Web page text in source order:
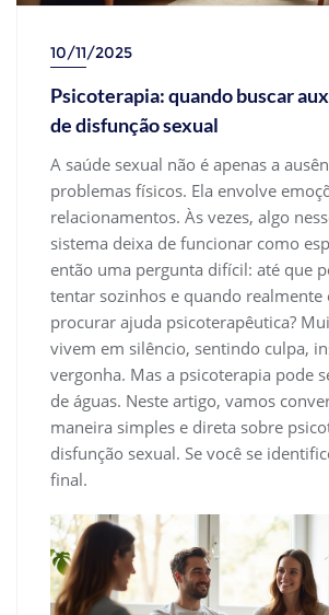
10/11/2025
Psicoterapia: quando buscar
de disfunção sexual
A saúde sexual não é apenas a
problemas físicos. Ela envolve
relacionamentos. Às vezes, algo
sistema deixa de funcionar como
então uma pergunta difícil: até que
tentar sozinhos e quando realmente
procurar ajuda psicoterapêutica?
vivem em silêncio, sentindo culpa,
vergonha. Mas a psicoterapia pode
de águas. Neste artigo, vamos
maneira simples e direta sobre
disfunção sexual. Se você se
final.